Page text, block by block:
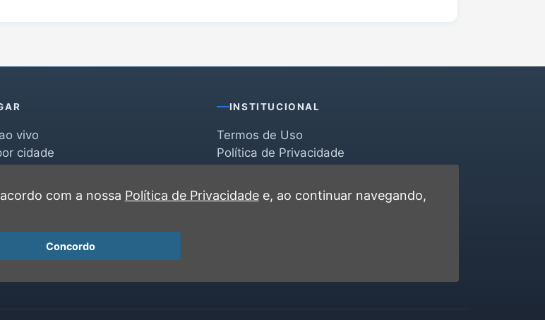
vivo
cidade
INSTITUCIONAL
Termos de Uso
Política de Privacidade
Contato
com a nossa Política de Privacidadee, ao continuar navegando,
Concordo